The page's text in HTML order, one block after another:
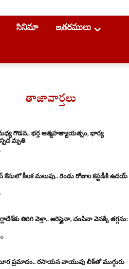
సినిమా ఇతరములు
తాజావార్తలు
గొడవ.. భర్త ఆత్మహత్యాయత్నం, భార్య
మృతి
కేసులో కీలక మలుపు.. రెండు రోజుల కస్టడీకి ఉదయ్
తిరిగి వెళ్తా.. అరెస్టైనా, చంపినా వెనక్కి తగ్గను:
ప్రమాదం.. రసాయన వాయువు లీక్‌తో ముగ్గురు